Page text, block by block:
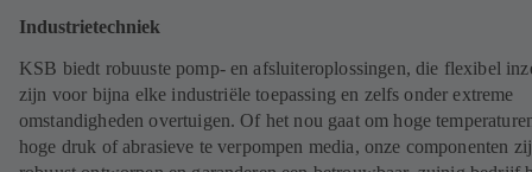
Industrietechniek
KSB biedt robuuste pomp- en afsluiteroplossingen, die flexibel
zijn voor bijna elke industriële toepassing en zelfs onder extreme
omstandigheden overtuigen. Of het nou gaat om hoge
hoge druk of abrasieve te verpompen media, onze componenten